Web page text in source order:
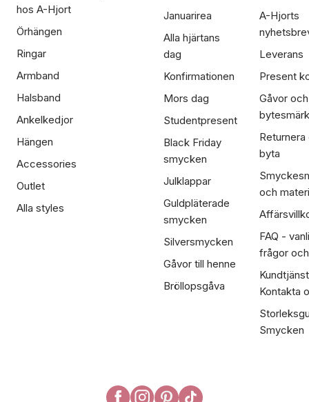
hos A-Hjort
Örhängen
Ringar
Armband
Halsband
Ankelkedjor
Hängen
Accessories
Outlet
Alla styles
Januarirea
Alla hjärtans
dag
Konfirmationen
Mors dag
Studentpresent
Black Friday
smycken
Julklappar
Guldpläterade
smycken
Silversmycken
Gåvor till henne
Bröllopsgåva
A-Hjorts
Leverans
Present
Gåvor och
Returnera
byta
och
FAQ -
frågor
Kontakta
Smycken